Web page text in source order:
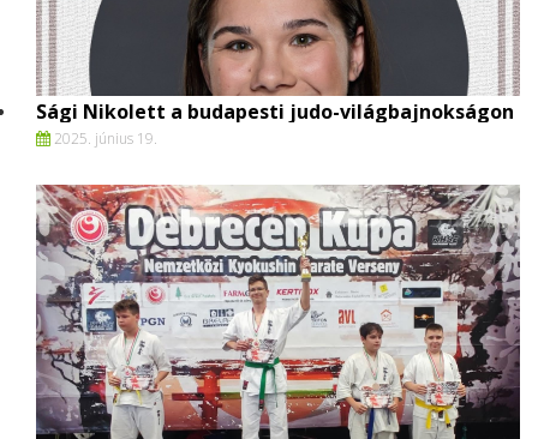
Sági Nikolett a budapesti judo-világbajnokságon
2025. június 19.